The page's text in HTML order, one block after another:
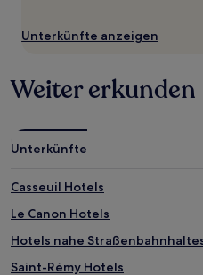
Unterkünfte anzeigen
Weiter erkunden
Unterkünfte
Casseuil Hotels
Le Canon Hotels
Hotels nahe
Saint-Rémy Hotels